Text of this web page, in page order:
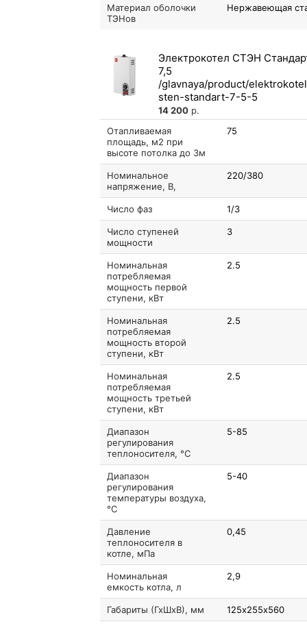
Материал оболочки
ТЭНов
Нержавеющая
Электрокотел СТЭН
7,5
14 200 р.
Отапливаемая
площадь, м2 при
высоте потолка до 3м
75
Номинальное
напряжение, В,
220/380
Число фаз 1/3
Число ступеней
мощности
3
Номинальная
потребляемая
мощность первой
ступени, кВт
2.5
Номинальная
потребляемая
мощность второй
ступени, кВт
2.5
Номинальная
потребляемая
мощность третьей
ступени, кВт
2.5
Диапазон
регулирования
теплоносителя, °C
5-85
Диапазон
регулирования
температуры воздуха,
°C
5-40
Давление
теплоносителя в
котле, мПа
0,45
Номинальная
емкость котла, л
2,9
Габариты (ГхШхВ), мм 125х255х560